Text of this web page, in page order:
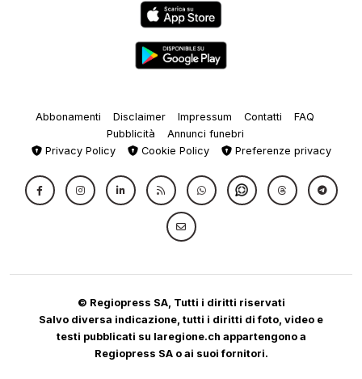
Abbonamenti Disclaimer Impressum Contatti
FAQ
Pubblicità
Annunci funebri
Privacy Policy
Cookie Policy Preferenze privacy
© Regiopress SA, Tutti i diritti riservati
Salvo diversa indicazione, tutti i diritti di foto, video e
testi pubblicati su laregione.ch appartengono a
Regiopress SA o ai suoi fornitori.